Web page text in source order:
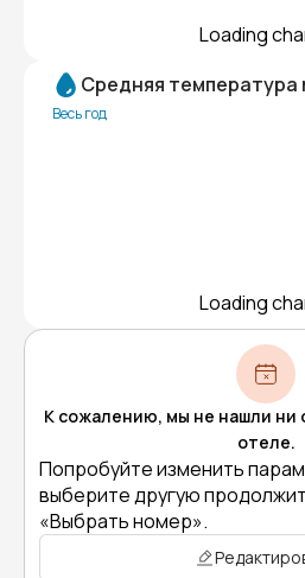
Loading
Средняя температура
Весь год
Loading
К сожалению, мы не нашли ни
отеле.
Попробуйте изменить
выберите другую
«Выбрать номер».